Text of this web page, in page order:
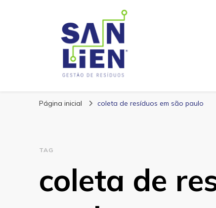
San Lien
Página inicial coleta de resíduos em são paulo
TAG
coleta de